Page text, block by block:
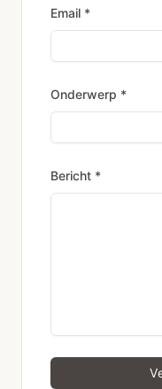
Email *
Onderwerp *
Bericht *